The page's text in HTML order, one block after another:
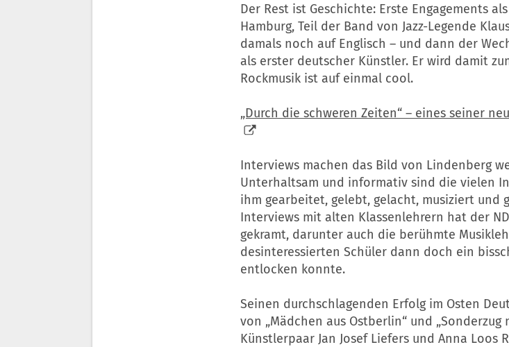
Der Rest ist Geschichte: Erste Engagements
Hamburg, Teil der Band von Jazz-Legende
damals noch auf Englisch – und dann der
als erster deutscher Künstler. Er wird damit
Rockmusik ist auf einmal cool.
„Durch die schweren Zeiten“ – eines seiner
Interviews machen das Bild von Lindenberg
Unterhaltsam und informativ sind die vielen
ihm gearbeitet, gelebt, gelacht, musiziert und
Interviews mit alten Klassenlehrern hat der
gekramt, darunter auch die berühmte
desinteressierten Schüler dann doch ein
entlocken konnte.
Seinen durchschlagenden Erfolg im Osten
von „Mädchen aus Ostberlin“ und „Sonderzug
Künstlerpaar Jan Josef Liefers und Anna Loos